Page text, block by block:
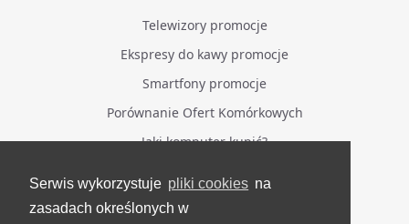
Serwis wykorzystuje pliki cookies na
zasadach określonych w
Telewizory promocje
Ekspresy do kawy promocje
Smartfony promocje
Porównanie Ofert Komórkowych
Jaki komputer kupić?
BĄDŹ NA BIEŻĄCO